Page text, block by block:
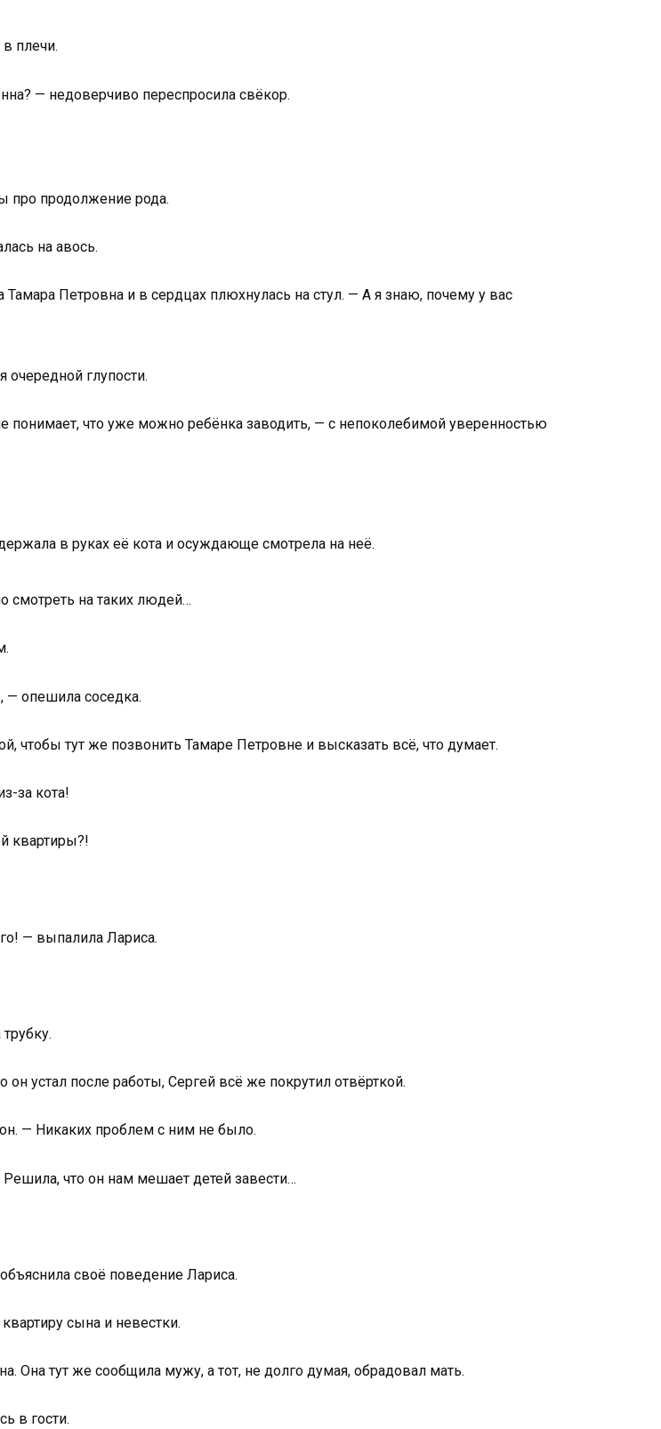
плечи.
— недоверчиво переспросила свёкор.
про продолжение рода.
на авось.
Петровна и в сердцах плюхнулась на стул. — А я знаю, почему у вас
глупости.
понимает, что уже можно ребёнка заводить, — с непоколебимой уверенностью
в руках её кота и осуждающе смотрела на неё.
на таких людей…
— опешила соседка.
чтобы тут же позвонить Тамаре Петровне и высказать всё, что думает.
за кота!
квартиры?!
— выпалила Лариса.
устал после работы, Сергей всё же покрутил отвёрткой.
— Никаких проблем с ним не было.
что он нам мешает детей завести…
своё поведение Лариса.
сына и невестки.
Она тут же сообщила мужу, а тот, не долго думая, обрадовал мать.
в гости.